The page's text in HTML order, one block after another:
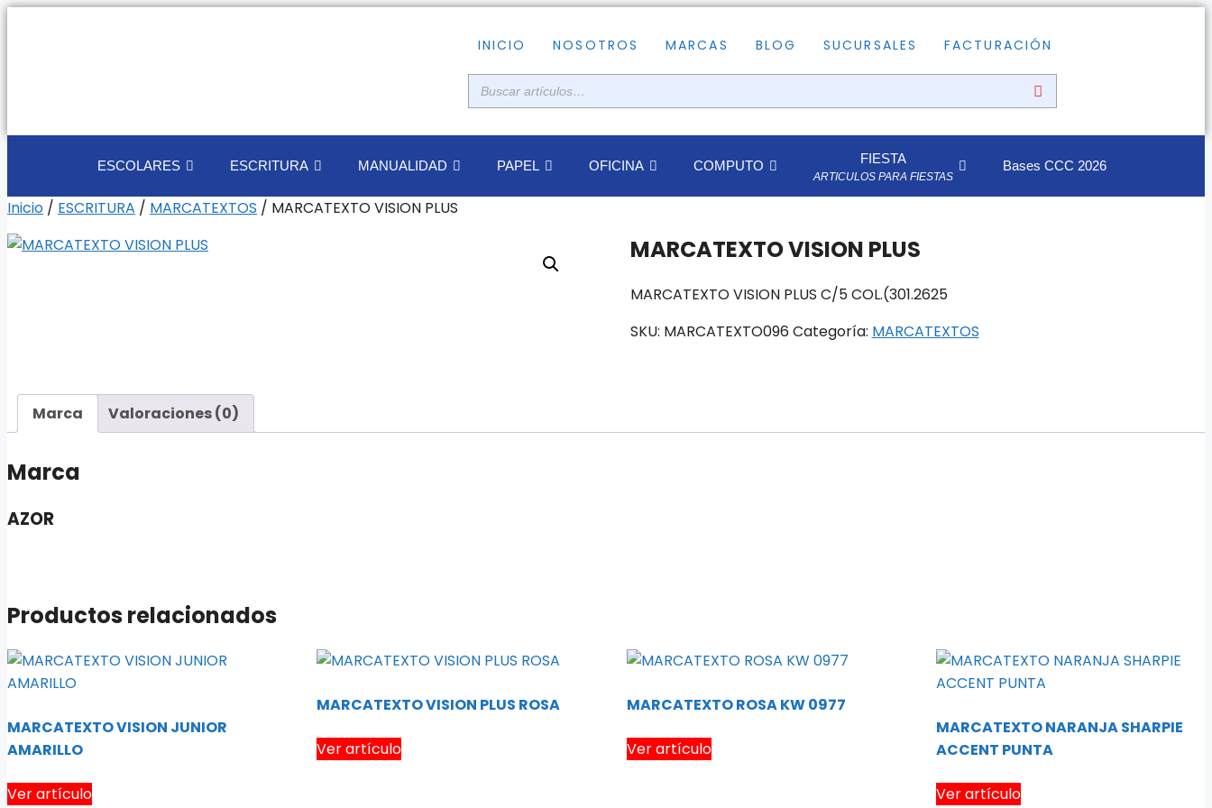
INICIO NOSOTROS MARCAS BLOG SUCURSALES FACTURACIÓN
ESCOLARES ESCRITURA MANUALIDAD PAPEL OFICINA COMPUTO FIESTA
ARTICULOS PARA FIESTAS
Bases CCC 2026
Inicio / ESCRITURA / MARCATEXTOS / MARCATEXTO VISION PLUS
MARCATEXTO VISION PLUS
MARCATEXTO VISION PLUS C/5 COL.(301.2625
SKU: MARCATEXTO096 Categoría: MARCATEXTOS
Marca Valoraciones (0)
Marca
AZOR
Productos relacionados
MARCATEXTO VISION JUNIOR
AMARILLO
Ver artículo
MARCATEXTO VISION PLUS ROSA
Ver artículo
MARCATEXTO ROSA KW 0977
Ver artículo
MARCATEXTO NARANJA SHARPIE
ACCENT PUNTA
Ver artículo